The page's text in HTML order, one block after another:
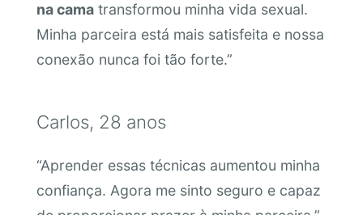
na camatransformou minha vida sexual.
Minha parceira está mais satisfeita e nossa
conexão nunca foi tão forte.”
Carlos, 28 anos
“Aprender essas técnicas aumentou minha
confiança. Agora me sinto seguro e capaz